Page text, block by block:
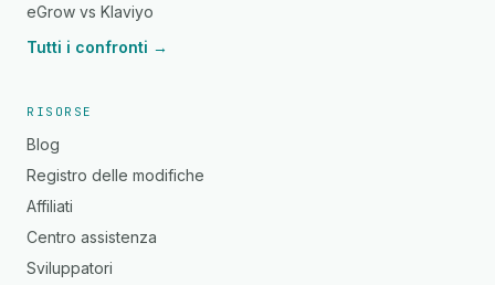
eGrow vs Klaviyo
Tutti i confronti →
RISORSE
Blog
Registro delle modifiche
Affiliati
Centro assistenza
Sviluppatori